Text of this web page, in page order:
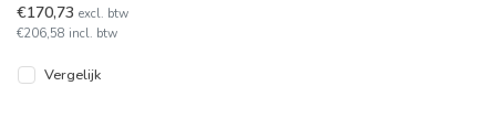
€170,73 excl. btw
€206,58 incl. btw
Vergelijk